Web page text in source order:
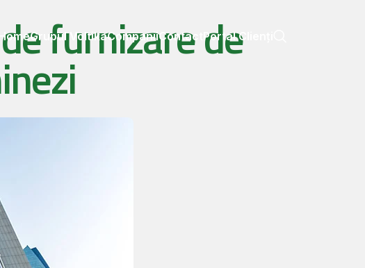
HomeGrupul VoltikaCompaniiContact Portal Clienți
furnizare de